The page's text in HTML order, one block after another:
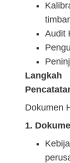
Audit
Dokumen
1.